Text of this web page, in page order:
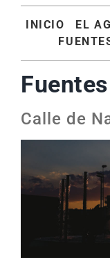
INICIO EL
Calle de